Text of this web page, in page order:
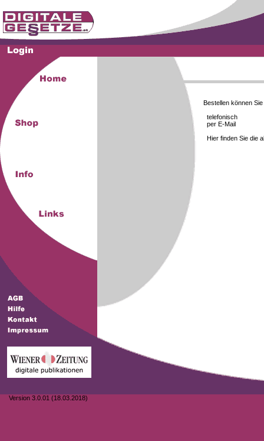
Version 3.0.01 (18.03.2018)
Bestellen können Sie
telefonisch
per E-Mail
Hier finden Sie die